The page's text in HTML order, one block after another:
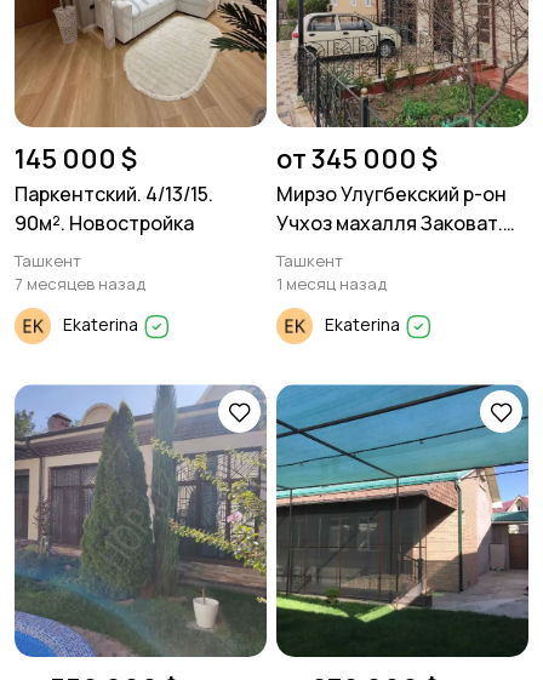
145 000 $
Паркентский. 4/13/15.
90м². Новостройка
Ташкент
7 месяцев назад
Ekaterina
от 345 000 $
Мирзо Улугбекский р-он
Учхоз махалля Заковат.
продается дом.
Ташкент
1 месяц назад
Ekaterina